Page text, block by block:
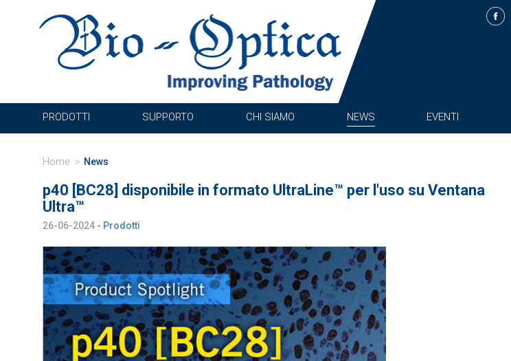
PRODOTTI SUPPORTO CHI SIAMO NEWS EVENTI
Home News
p40 [BC28] disponibile in formato UltraLine™ per l'uso su Ventana
Ultra™
26-06-2024 - Prodotti